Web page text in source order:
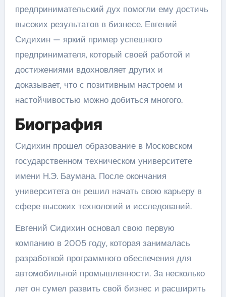
предпринимательский дух помогли ему достичь
высоких результатов в бизнесе. Евгений
Сидихин — яркий пример успешного
предпринимателя, который своей работой и
достижениями вдохновляет других и
доказывает, что с позитивным настроем и
настойчивостью можно добиться многого.
Биография
Сидихин прошел образование в Московском
государственном техническом университете
имени Н.Э. Баумана. После окончания
университета он решил начать свою карьеру в
сфере высоких технологий и исследований.
Евгений Сидихин основал свою первую
компанию в 2005 году, которая занималась
разработкой программного обеспечения для
автомобильной промышленности. За несколько
лет он сумел развить свой бизнес и расширить